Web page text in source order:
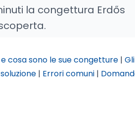
la congettura Erdős
e cosa sono le sue congetture | Gli
| Errori comuni |